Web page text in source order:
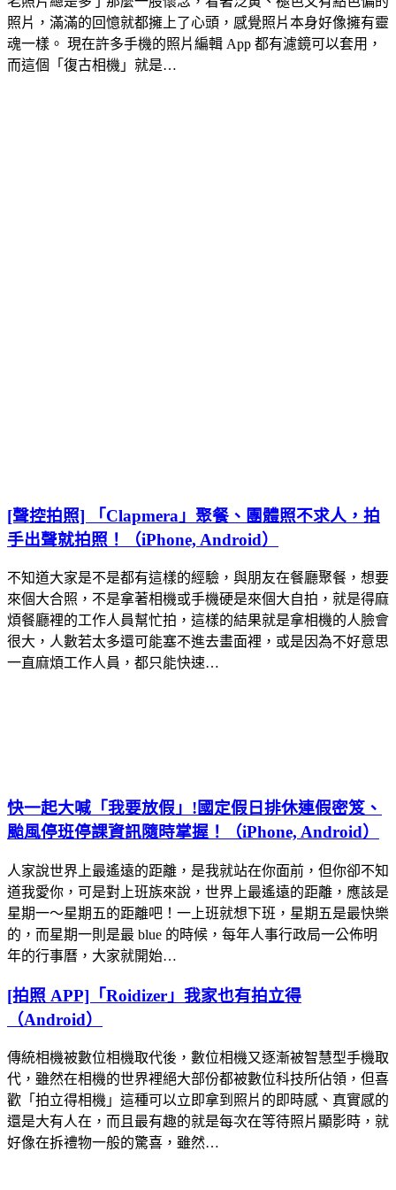
照片，滿滿的回憶就都擁上了心頭，感覺照片本身好像擁有靈
魂一樣。 現在許多手機的照片編輯 App 都有濾鏡可以套用，
而這個「復古相機」就是…
[聲控拍照] 「Clapmera」聚餐、團體照不求人，拍
手出聲就拍照！（iPhone, Android）
不知道大家是不是都有這樣的經驗，與朋友在餐廳聚餐，想要
來個大合照，不是拿著相機或手機硬是來個大自拍，就是得麻
煩餐廳裡的工作人員幫忙拍，這樣的結果就是拿相機的人臉會
很大，人數若太多還可能塞不進去畫面裡，或是因為不好意思
一直麻煩工作人員，都只能快速…
快一起大喊「我要放假」!國定假日排休連假密笈、
颱風停班停課資訊隨時掌握！（iPhone, Android）
人家說世界上最遙遠的距離，是我就站在你面前，但你卻不知
道我愛你，可是對上班族來說，世界上最遙遠的距離，應該是
星期一～星期五的距離吧！一上班就想下班，星期五是最快樂
的，而星期一則是最 blue 的時候，每年人事行政局一公佈明
年的行事曆，大家就開始…
[拍照 APP]「Roidizer」我家也有拍立得
（Android）
傳統相機被數位相機取代後，數位相機又逐漸被智慧型手機取
代，雖然在相機的世界裡絕大部份都被數位科技所佔領，但喜
歡「拍立得相機」這種可以立即拿到照片的即時感、真實感的
還是大有人在，而且最有趣的就是每次在等待照片顯影時，就
好像在拆禮物一般的驚喜，雖然…